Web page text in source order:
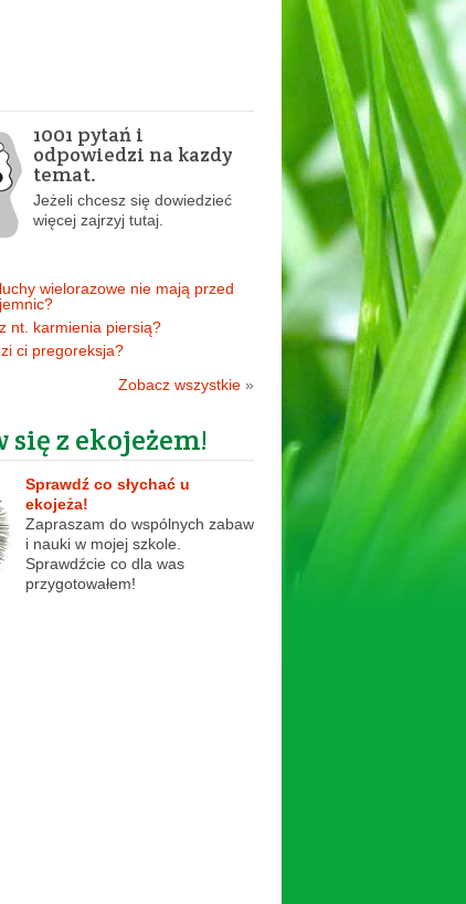
1001 pytań i
odpowiedzi na kazdy
temat.
Jeżeli chcesz się dowiedzieć
więcej zajrzyj tutaj.
wielorazowe nie mają przed
nt. karmienia piersią?
ci pregoreksja?
Zobacz wszystkie »
się z ekojeżem!
Sprawdź co słychać u
ekojeża!
Zapraszam do wspólnych zabaw
i nauki w mojej szkole.
Sprawdźcie co dla was
przygotowałem!